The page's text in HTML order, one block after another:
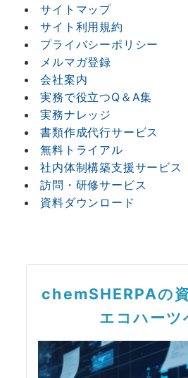
サイトマップ
サイト利用規約
プライバシーポリシー
メルマガ登録
会社案内
実務で役立つQ＆A集
実務ナレッジ
書類作成代行サービス
無料トライアル
社内体制構築支援サービス
訪問・研修サービス
資料ダウンロード
chemSHERPAの
エコハーツ